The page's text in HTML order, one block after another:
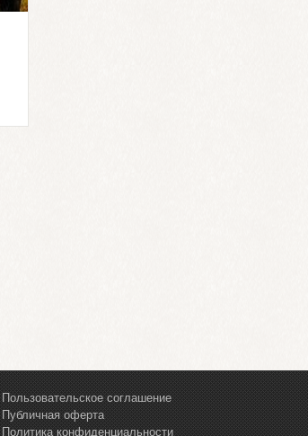
Пользовательское соглашение
Публичная оферта
Политика конфиденциальности